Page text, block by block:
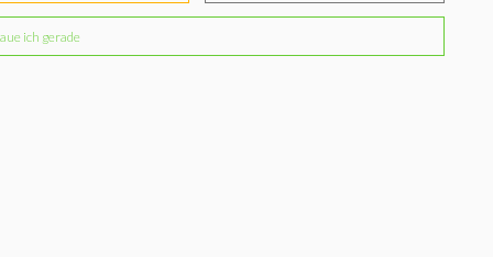
ich gerade